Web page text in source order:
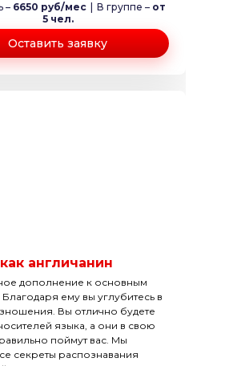
– 6650 руб/мес В группе – от
5 чел.
Оставить заявку
англичанин
дополнение к основным
Благодаря ему вы углубитесь в
Вы отлично будете
языка, а они в свою
поймут вас. Мы
секреты распознавания